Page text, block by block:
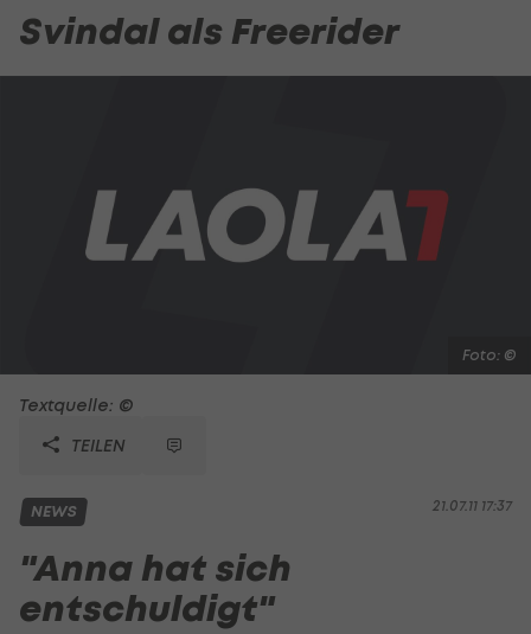
Svindal als Freerider
Foto: ©
Textquelle: ©
TEILEN
21.07.11 17:37
NEWS
"Anna hat sich
entschuldigt"